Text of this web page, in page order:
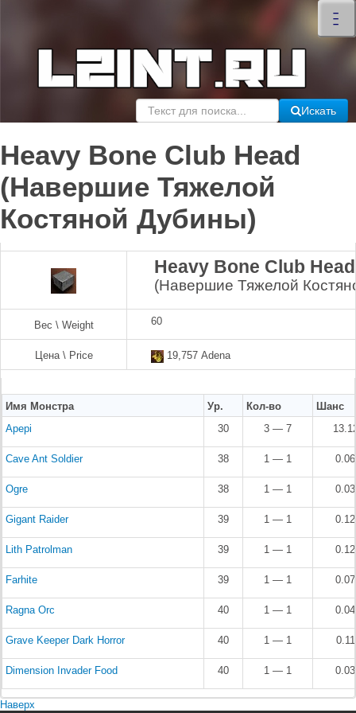
–
–
–
×
Искать
Heavy Bone Club Head
(Навершие Тяжелой
Костяной Дубины)
Heavy Bone Club Head
(Навершие Тяжелой
Вес \ Weight 60
Цена \ Price 19,757 Adena
Имя Монстра Ур. Кол-во
Шанс
Apepi
30 3 — 7
Cave Ant Soldier 38 1 — 1
Ogre 38 1 — 1
Gigant Raider 39 1 — 1
Lith Patrolman 39 1 — 1
Farhite 39 1 — 1
Ragna Orc 40 1 — 1
Grave Keeper Dark Horror 40 1 — 1
Dimension Invader Food 40 1 — 1
Наверх